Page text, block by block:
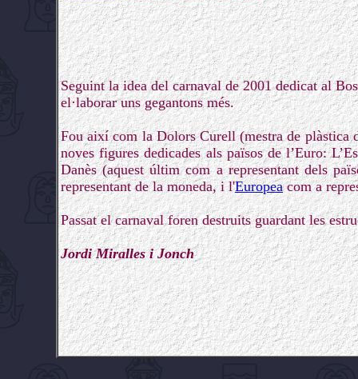
Seguint la idea del carnaval de 2001 dedicat al
el·laborar uns gegantons més.
Fou així com la Dolors Curell (mestra de plàstica
noves figures dedicades als països de l’Euro:
Danès (aquest últim com a representant dels
representant de la moneda, i l'Europeacom a
Passat el carnaval foren destruits guardant les
Jordi Miralles i Jonch